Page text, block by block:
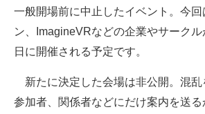
製造業のIT導入・活用を支援
モノづくり技術者専門サイト
電子設計の基本と応用
一般開場前に中止したイベント。今回
ン、ImagineVRなどの企業やサーク
日に開催される予定です。
新たに決定した会場は非公開。混乱
参加者、関係者などにだけ案内を送